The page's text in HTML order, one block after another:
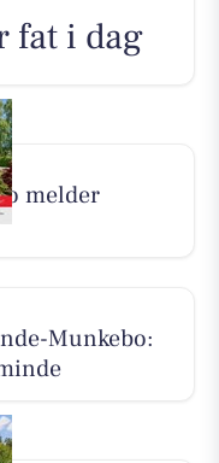
fat i dag
melder
Munkebo: